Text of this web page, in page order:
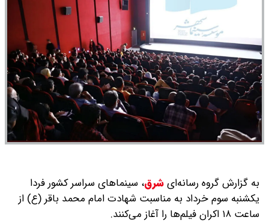
به گزارش گروه رسانه‌ایشرق، سینماهای سراسر کشور فردا
یکشنبه سوم خرداد به مناسبت شهادت امام محمد باقر (ع) از
ساعت ۱۸ اکران فیلم‌ها را آغاز می‌کنند.